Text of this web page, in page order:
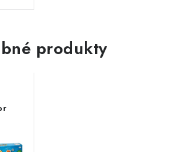
produkty